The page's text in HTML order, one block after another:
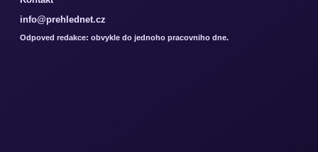
info@prehlednet.cz
Odpoved redakce: obvykle do jednoho pracovniho dne.